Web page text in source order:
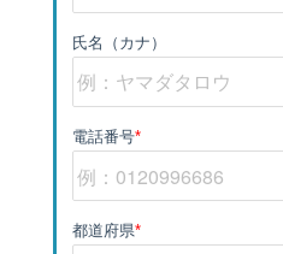
氏名（カナ）
電話番号*
都道府県*